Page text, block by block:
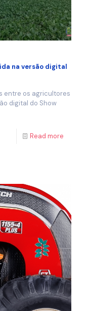
na versão digital
entre os agricultores
digital do Show
Read more